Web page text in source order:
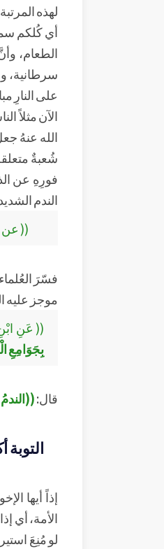
لهذه
أي كُلكم
الطعام،
سرطانية،
على النارِ
الآن مثلاً
الله عنهُ
شُعبةٌ
فورِهِ عن
الندم
(( عن
فسّرَ
موجز عليه
(( عَنِ
بِجَوَامِعِ
قال:
إذاً أيها
الأمة، أي
لو مُنِعَ